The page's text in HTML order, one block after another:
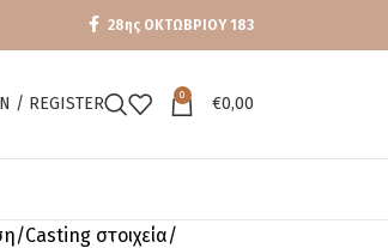
28ης ΟΚΤΩΒΡΙΟΥ 183
/ REGISTER 0 €0,00
Casting στοιχεία